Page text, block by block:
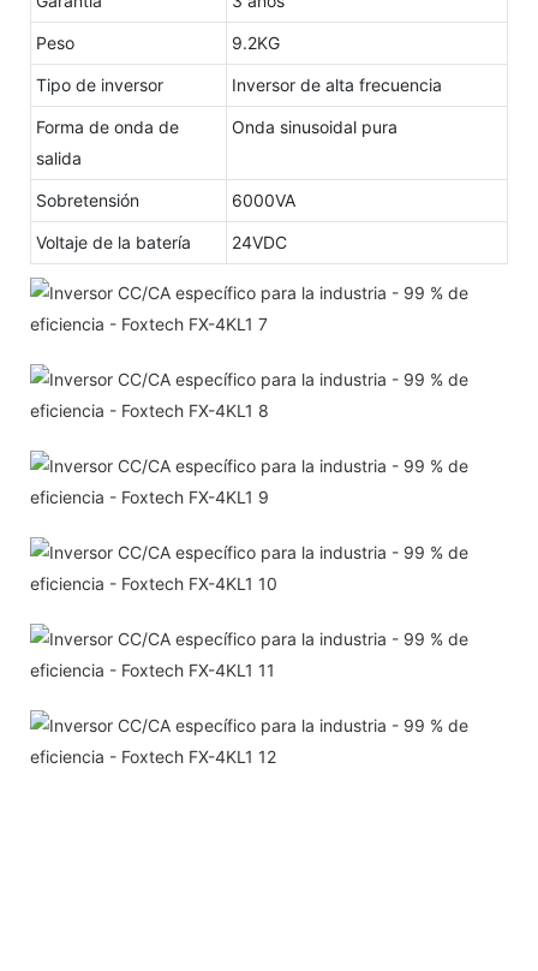
Peso 9.2KG
Tipo de inversor Inversor de alta frecuencia
Forma de onda de
salida
Onda sinusoidal pura
Sobretensión 6000VA
Voltaje de la batería 24VDC